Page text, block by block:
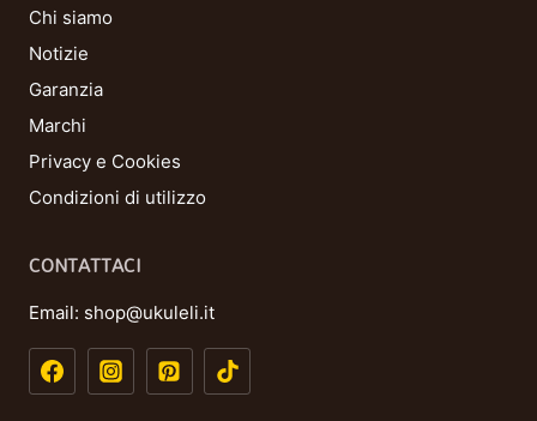
Chi siamo
Notizie
Garanzia
Marchi
Privacy e Cookies
Condizioni di utilizzo
CONTATTACI
Email: shop@ukuleli.it